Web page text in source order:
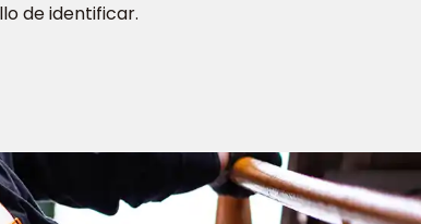
de identificar.